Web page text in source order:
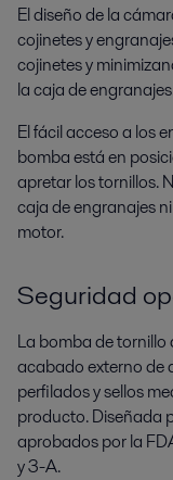
El diseño de la
cojinetes y
cojinetes y
la caja de
El fácil acceso a los
bomba está en
apretar los tornillos.
caja de engranajes
motor.
Seguridad
La bomba de
acabado externo de
perfilados y sellos
producto. Diseñada
aprobados por la
y 3-A.